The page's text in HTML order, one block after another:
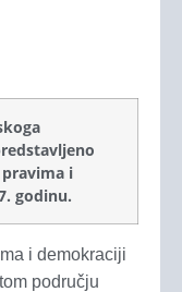
i
godinu.
i demokraciji
području